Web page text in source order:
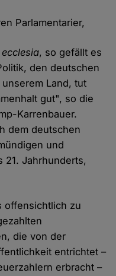
Parlamentarier,
, so gefällt es
den deutschen
Land, tut
gut", so die
Karrenbauer.
dem deutschen
und
21. Jahrhunderts,
offensichtlich zu
die von der
entrichtet –
erbracht –